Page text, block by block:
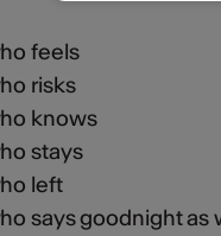
feels
risks
knows
stays
left
says goodnight as